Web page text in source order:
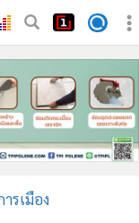
รเมือง